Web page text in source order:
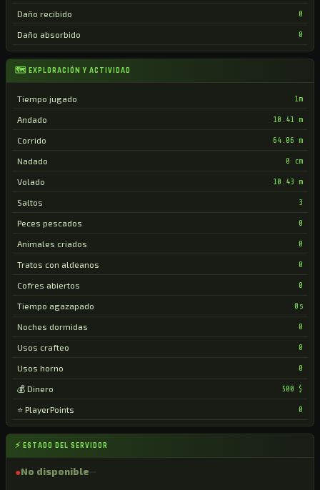
⚡ ESTADO DEL SERVIDOR
●No disponible
Daño recibido 0
Daño absorbido 0
🗺 EXPLORACIÓN Y ACTIVIDAD
Tiempo jugado 1m
Andado 10.41 m
Corrido 64.06 m
Nadado 0 cm
Volado 10.43 m
Saltos 3
Peces pescados 0
Animales criados 0
Tratos con aldeanos 0
Cofres abiertos 0
Tiempo agazapado 0s
Noches dormidas 0
Usos crafteo 0
Usos horno 0
💰 Dinero 500 $
⭐ PlayerPoints 0